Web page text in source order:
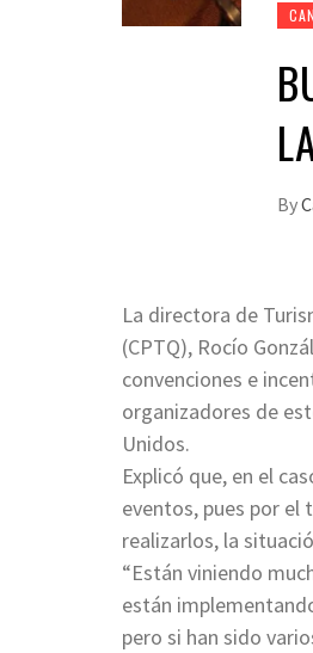
By
La directora de
(CPTQ), Rocío
convenciones e
organizadores de
Unidos.
Explicó que, en el
eventos, pues por
realizarlos, la
“Están viniendo
están
pero si han sido